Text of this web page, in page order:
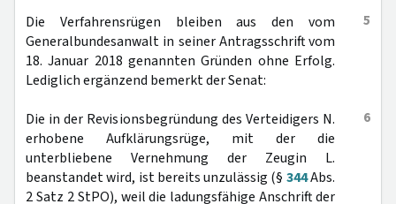
5
Die Verfahrensrügen bleiben aus den vom
Generalbundesanwalt in seiner Antragsschrift vom
18. Januar 2018 genannten Gründen ohne Erfolg.
Lediglich ergänzend bemerkt der Senat:
6
Die in der Revisionsbegründung des Verteidigers N.
erhobene Aufklärungsrüge, mit der die
unterbliebene Vernehmung der Zeugin L.
beanstandet wird, ist bereits unzulässig (§ 344Abs.
2 Satz 2 StPO), weil die ladungsfähige Anschrift der